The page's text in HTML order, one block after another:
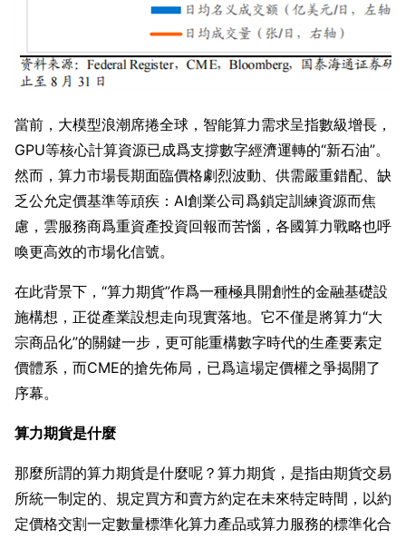
當前，大模型浪潮席捲全球，智能算力需求呈指數級增長，
GPU等核心計算資源已成爲支撐數字經濟運轉的“新石油”。
然而，算力市場長期面臨價格劇烈波動、供需嚴重錯配、缺
乏公允定價基準等頑疾：AI創業公司爲鎖定訓練資源而焦
慮，雲服務商爲重資產投資回報而苦惱，各國算力戰略也呼
喚更高效的市場化信號。
在此背景下，“算力期貨”作爲一種極具開創性的金融基礎設
施構想，正從產業設想走向現實落地。它不僅是將算力“大
宗商品化”的關鍵一步，更可能重構數字時代的生產要素定
價體系，而CME的搶先佈局，已爲這場定價權之爭揭開了
序幕。
算力期貨是什麼
那麼所謂的算力期貨是什麼呢？算力期貨，是指由期貨交易
所統一制定的、規定買方和賣方約定在未來特定時間，以約
定價格交割一定數量標準化算力產品或算力服務的標準化合